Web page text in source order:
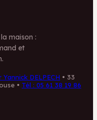
maison :
et
DELPECH • 33
• Tél : 05 61 38 19 86